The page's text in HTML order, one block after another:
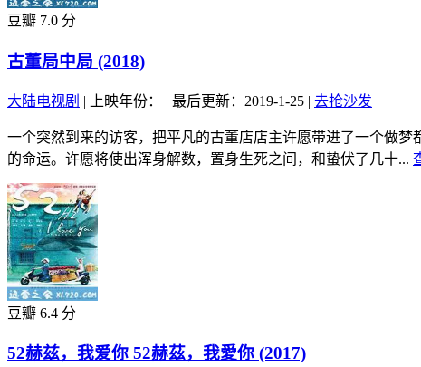
豆瓣 7.0 分
古董局中局 (2018)
大陆电视剧 | 上映年份： | 最后更新：2019-1-25 | 去抢沙发
一个突然到来的访客，把平凡的古董店店主许愿带进了一个做
的命运。许愿将使出浑身解数，置身生死之间，和蛰伏了几十...
豆瓣 6.4 分
52赫兹，我爱你 52赫茲，我愛你 (2017)